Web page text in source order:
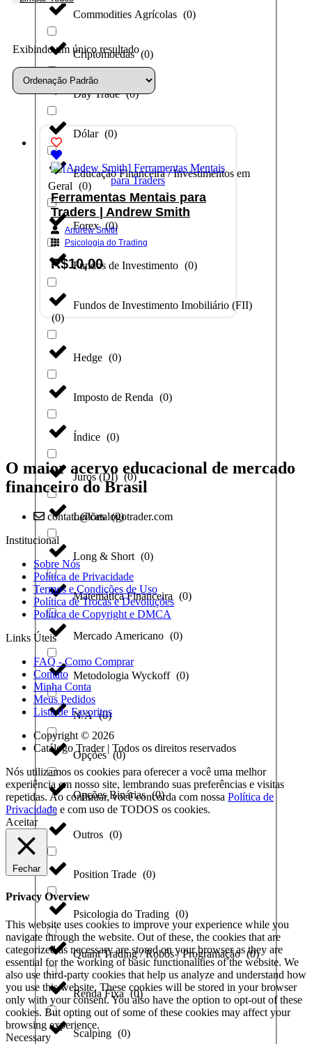
Commodities Agrícolas (0)
Criptomoedas (0)
Day Trade (0)
Dólar (0)
Educação Financeira / Investimentos em
Geral (0)
Forex (0)
Fundos de Investimento (0)
Fundos de Investimento Imobiliário (FII)
(0)
Hedge (0)
Imposto de Renda (0)
Índice (0)
Juros (DI) (0)
Leilões (0)
Long & Short (0)
Matemática Financeira (0)
Mercado Americano (0)
Metodologia Wyckoff (0)
N/A (0)
Opções (0)
Opções Binárias (0)
Outros (0)
Position Trade (0)
Psicologia do Trading (0)
Quant Trading / Robôs / Programação (0)
Renda Fixa (0)
Scalping (0)
Exibindo um único resultado
Ferramentas Mentais para
Traders | Andrew Smith
Andrew Smith
Psicologia do Trading
R$10,00
O maior acervo educacional de mercado
financeiro do Brasil
contato@catalogotrader.com
Institucional
Sobre Nós
Política de Privacidade
Termos e Condições de Uso
Política de Trocas e Devoluções
Política de Copyright e DMCA
Links Úteis
FAQ - Como Comprar
Contato
Minha Conta
Meus Pedidos
Lista de Favoritos
Copyright © 2026
Catálogo Trader | Todos os direitos reservados
Nós utilizamos os cookies para oferecer a você uma melhor
experiência em nosso site, lembrando suas preferências e visitas
repetidas. Ao continuar, você concorda com nossa Política de
Privacidade e com uso de TODOS os cookies.
Aceitar
Fechar
Privacy Overview
This website uses cookies to improve your experience while you
navigate through the website. Out of these, the cookies that are
categorized as necessary are stored on your browser as they are
essential for the working of basic functionalities of the website. We
also use third-party cookies that help us analyze and understand how
you use this website. These cookies will be stored in your browser
only with your consent. You also have the option to opt-out of these
cookies. But opting out of some of these cookies may affect your
browsing experience.
Necessary